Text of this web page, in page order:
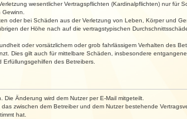
wesentlicher Vertragspflichten (Kardinalpflichten) nur für
oder bei Schäden aus der Verletzung von Leben, Körper und
der Höhe nach auf die vertragstypischen
oder vorsätzlichem oder grob fahrlässigem Verhalten des
Dies gilt auch für mittelbare Schäden, insbesondere
des Betreibers.
Änderung wird dem Nutzer per E-Mail mitgeteilt.
zwischen dem Betreiber und dem Nutzer bestehende
hat.